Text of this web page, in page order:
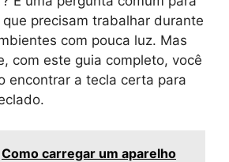
precisam trabalhar durante
com pouca luz. Mas
com este guia completo, você
encontrar a tecla certa para
Como carregar um aparelho